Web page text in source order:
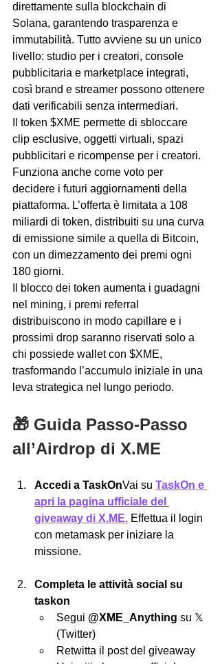
direttamente sulla blockchain di
Solana, garantendo trasparenza e
immutabilità. Tutto avviene su un unico
livello: studio per i creatori, console
pubblicitaria e marketplace integrati,
così brand e streamer possono ottenere
dati verificabili senza intermediari.
Il token $XME permette di sbloccare
clip esclusive, oggetti virtuali, spazi
pubblicitari e ricompense per i creatori.
Funziona anche come voto per
decidere i futuri aggiornamenti della
piattaforma. L’offerta è limitata a 108
miliardi di token, distribuiti su una curva
di emissione simile a quella di Bitcoin,
con un dimezzamento dei premi ogni
180 giorni.
Il blocco dei token aumenta i guadagni
nel mining, i premi referral
distribuiscono in modo capillare e i
prossimi drop saranno riservati solo a
chi possiede wallet con $XME,
trasformando l’accumulo iniziale in una
leva strategica nel lungo periodo.
🎁 Guida Passo-Passo
all’Airdrop di X.ME
Accedi a TaskOnVai su TaskOn e
apri la pagina ufficiale del
giveaway di X.ME. Effettua il login
con metamask per iniziare la
missione.
Completa le attività social su
taskon
Segui @XME_Anything su 𝕏
(Twitter)
Retwitta il post del giveaway